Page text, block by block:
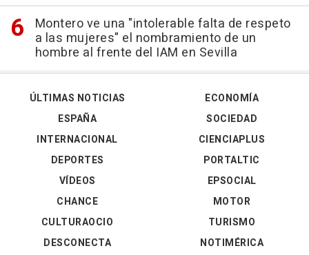
Montero ve una "intolerable falta de respeto
a las mujeres" el nombramiento de un
hombre al frente del IAM en Sevilla
ÚLTIMAS NOTICIAS
ESPAÑA
INTERNACIONAL
DEPORTES
VÍDEOS
ECONOMÍA
SOCIEDAD
CIENCIAPLUS
PORTALTIC
EPSOCIAL
CHANCE
CULTURAOCIO
DESCONECTA
MOTOR
TURISMO
NOTIMÉRICA